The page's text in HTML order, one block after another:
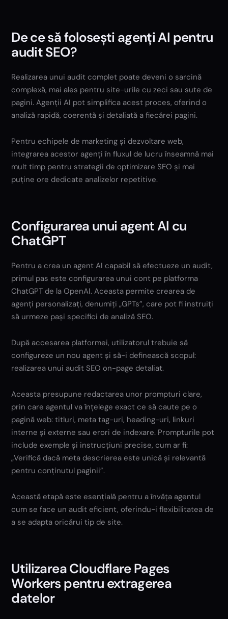
De ce să folosești agenți AI pentru
audit SEO?
Realizarea unui audit complet poate deveni o sarcină
complexă, mai ales pentru site-urile cu zeci sau sute de
pagini. Agenții AI pot simplifica acest proces, oferind o
analiză rapidă, coerentă și detaliată a fiecărei pagini.
Pentru echipele de marketing și dezvoltare web,
integrarea acestor agenți în fluxul de lucru înseamnă mai
mult timp pentru strategii de optimizare SEO și mai
puține ore dedicate analizelor repetitive.
Configurarea unui agent AI cu
ChatGPT
Pentru a crea un agent AI capabil să efectueze un audit,
primul pas este configurarea unui cont pe platforma
ChatGPT de la OpenAI. Aceasta permite crearea de
agenți personalizați, denumiți „GPTs”, care pot fi instruiți
să urmeze pași specifici de analiză SEO.
După accesarea platformei, utilizatorul trebuie să
configureze un nou agent și să-i definească scopul:
realizarea unui audit SEO on-page detaliat.
Aceasta presupune redactarea unor prompturi clare,
prin care agentul va înțelege exact ce să caute pe o
pagină web: titluri, meta tag-uri, heading-uri, linkuri
interne și externe sau erori de indexare. Prompturile pot
include exemple și instrucțiuni precise, cum ar fi:
„Verifică dacă meta descrierea este unică și relevantă
pentru conținutul paginii”.
Această etapă este esențială pentru a învăța agentul
cum se face un audit eficient, oferindu-i flexibilitatea de
a se adapta oricărui tip de site.
Utilizarea Cloudflare Pages
Workers pentru extragerea
datelor